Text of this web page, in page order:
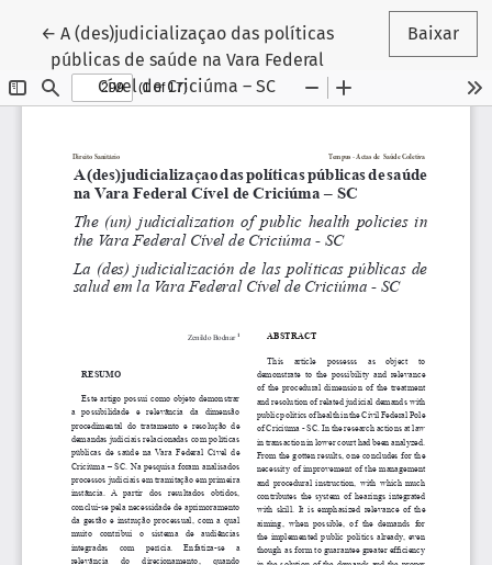
← Voltar aos Detalhes do Artigo
A (des)judicializaçao das políticas
públicas de saúde na Vara Federal
Cível de Criciúma – SC
Baixar